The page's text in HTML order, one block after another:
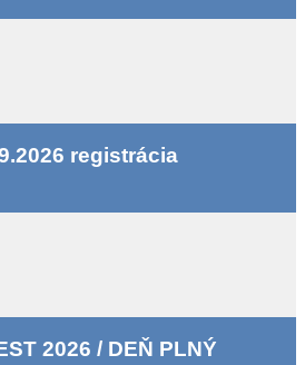
registrácia
2026 / DEŇ PLNÝ